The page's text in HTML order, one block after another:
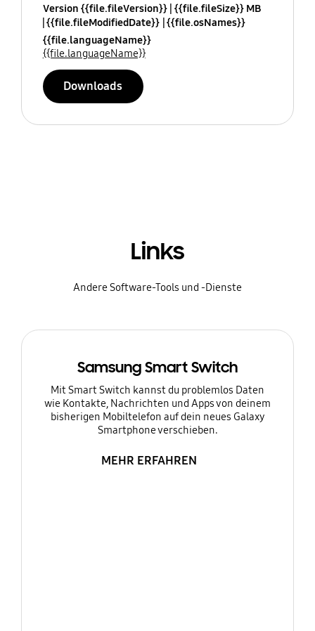
Version {{file.fileVersion}} {{file.fileSize}} MB
{{file.fileModifiedDate}} {{file.osNames}}
{{file.languageName}}
{{file.languageName}}
Downloads
Links
Andere Software-Tools und -Dienste
Samsung Smart Switch
Mit Smart Switch kannst du problemlos Daten
wie Kontakte, Nachrichten und Apps von deinem
bisherigen Mobiltelefon auf dein neues Galaxy
Smartphone verschieben.
MEHR ERFAHREN